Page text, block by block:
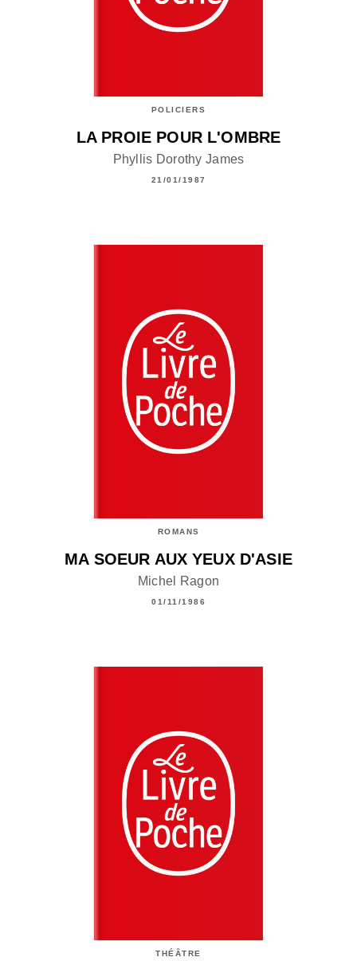
POLICIERS
LA PROIE POUR L'OMBRE
Phyllis Dorothy James
21/01/1987
ROMANS
MA SOEUR AUX YEUX D'ASIE
Michel Ragon
01/11/1986
THÉÂTRE